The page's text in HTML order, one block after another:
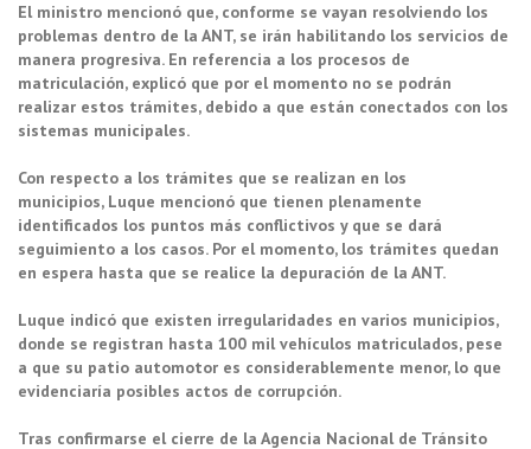
El ministro mencionó que, conforme se vayan resolviendo los
problemas dentro de la ANT,se irán habilitando los servicios de
manera progresiva. En referencia a los procesos de
matriculación, explicó que por el momento no se podrán
realizar estos trámites, debido a que están conectados con los
sistemas municipales.
Con respecto a los trámites que se realizan en los
municipios,Luque mencionó que tienen plenamente
identificados los puntos más conflictivos y que se dará
seguimiento a los casos. Por el momento, los trámites quedan
en espera hasta que se realice la depuración de la ANT.
Luque indicó que existen irregularidades en varios municipios,
donde se registran hasta 100 mil vehículos matriculados, pese
a que su patio automotor es considerablemente menor, lo que
evidenciaría posibles actos de corrupción.
Tras confirmarse el cierre de la Agencia Nacional de Tránsito